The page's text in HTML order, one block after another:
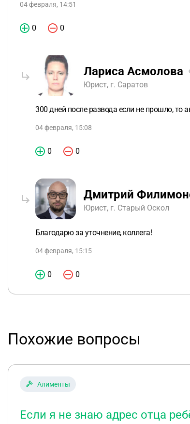
04 февраля, 14:51
0 0
Лариса Асмолова
Юрист, г. Саратов
300 дней после развода если не прошло,
04 февраля, 15:08
0 0
Дмитрий
Юрист, г. Старый Оскол
Благодарю за уточнение, коллега!
04 февраля, 15:15
0 0
Похожие вопросы
Алименты
Если я не знаю адрес отца